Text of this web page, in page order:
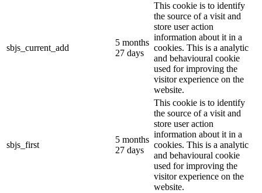
sbjs_current_add
5 months
27 days
This cookie is to identify
the source of a visit and
store user action
information about it in a
cookies. This is a analytic
and behavioural cookie
used for improving the
visitor experience on the
website.
sbjs_first
5 months
27 days
This cookie is to identify
the source of a visit and
store user action
information about it in a
cookies. This is a analytic
and behavioural cookie
used for improving the
visitor experience on the
website.